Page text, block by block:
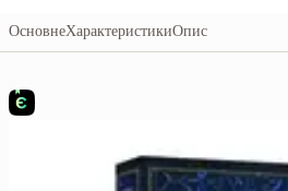
ОсновнеХарактеристикиОпис